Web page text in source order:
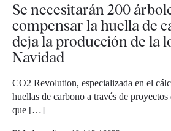
Se necesitarán 200
compensar la huella de
deja la producción de la
Navidad
CO2 Revolution, especializada en el
huellas de carbono a través de
que […]